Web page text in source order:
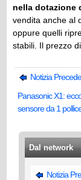
nella dotazione
vendita anche al
oppure quelli
stabili. Il prezzo
Notizia
Panasonic X1:
sensore da 1
Dal network
Notizia